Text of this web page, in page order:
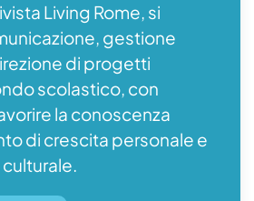
Living Rome, si
gestione
di progetti
scolastico, con
la conoscenza
di crescita personale e